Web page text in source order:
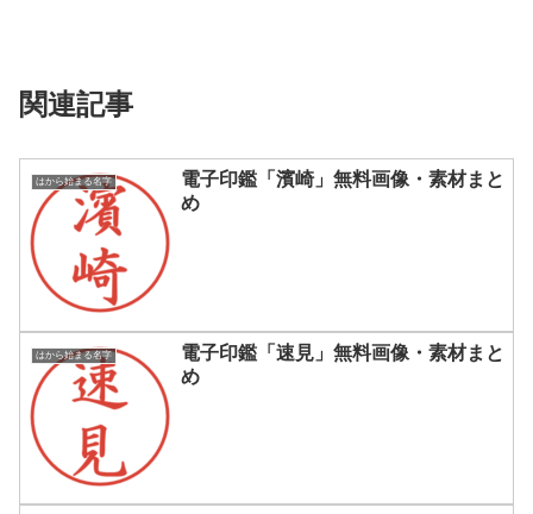
関連記事
はから始まる名字
電子印鑑「濱崎」無料画像・素材まと
め
はから始まる名字
電子印鑑「速見」無料画像・素材まと
め